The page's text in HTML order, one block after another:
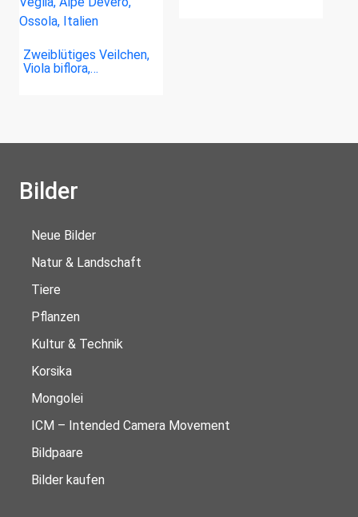
Zweiblütiges Veilchen,
Viola biflora,…
Bilder
Neue Bilder
Natur & Landschaft
Tiere
Pflanzen
Kultur & Technik
Korsika
Mongolei
ICM – Intended Camera Movement
Bildpaare
Bilder kaufen